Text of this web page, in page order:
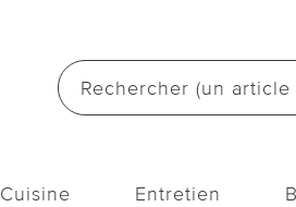
Cuisine Entretien